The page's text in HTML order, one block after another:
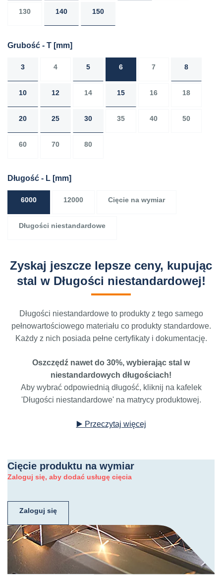
130 140 150
Grubość - T [mm]
3 4 5 6 7 8
10 12 14 15 16 18
20 25 30 35 40 50
60 70 80
Długość - L [mm]
6000 12000 Cięcie na wymiar
Długości niestandardowe
Zyskaj jeszcze lepsze ceny, kupując
stal w Długości niestandardowej!
Długości niestandardowe to produkty z tego samego
pełnowartościowego materiału co produkty standardowe.
Każdy z nich posiada pełne certyfikaty i dokumentację.
Oszczędź nawet do 30%, wybierając stal w
niestandardowych długościach!
Aby wybrać odpowiednią długość, kliknij na kafelek
'Długości niestandardowe' na matrycy produktowej.
▶️ Przeczytaj więcej
Cięcie produktu na wymiar
Zaloguj się, aby dodać usługę cięcia
Zaloguj się